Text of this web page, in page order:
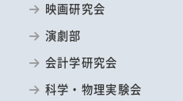
映画研究会
演劇部
会計学研究会
科学・物理実験会